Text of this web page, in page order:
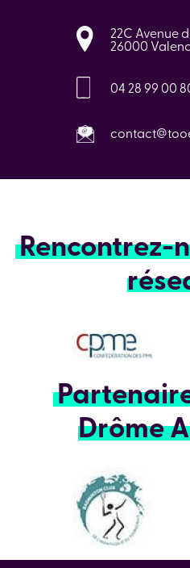
22C Avenue
26000
04 28 99 00
Rencontrez-
Drôme